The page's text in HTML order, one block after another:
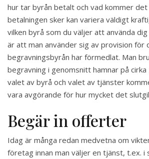
hur tar byrån betalt och vad kommer
betalningen sker kan variera väldigt
vilken byrå som du väljer att använda
är att man använder sig av provision för
begravningsbyrån har förmedlat. Man
begravning i genomsnitt hamnar på
valet av byrå och valet av tjänster
vara avgörande för hur mycket det
Begär in offerter
Idag är många redan medvetna om
företag innan man väljer en tjänst, t.ex. i